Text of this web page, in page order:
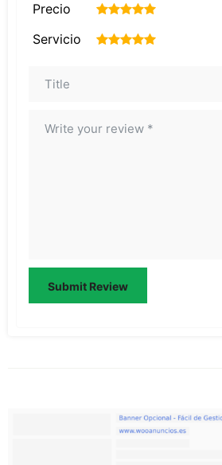
Precio 5
4
3
2
Servicio 5
4
3
2